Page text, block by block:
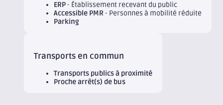
ERP- Établissement recevant du public
Accessible PMR - Personnes à mobilité réduite
Parking
Transports en commun
Transports publics à proximité
Proche arrêt(s) de bus